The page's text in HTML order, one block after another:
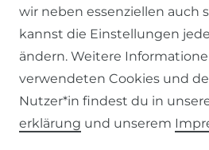
Impressum
Barrierefreiheitserklärung
wir neben essenziellen auch
kannst die Einstellungen
ändern. Weitere
verwendeten Cookies und
Nutzer*in findest du in
erklärung und unserem